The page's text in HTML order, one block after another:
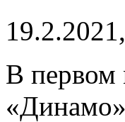
В первом